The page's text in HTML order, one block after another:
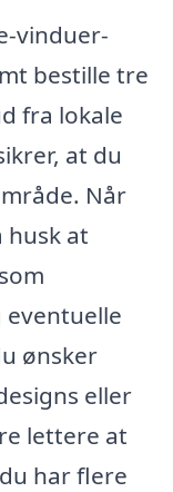
vinduer-
bestille tre
fra lokale
at du
Når
husk at
ønsker
eller
lettere at
har flere